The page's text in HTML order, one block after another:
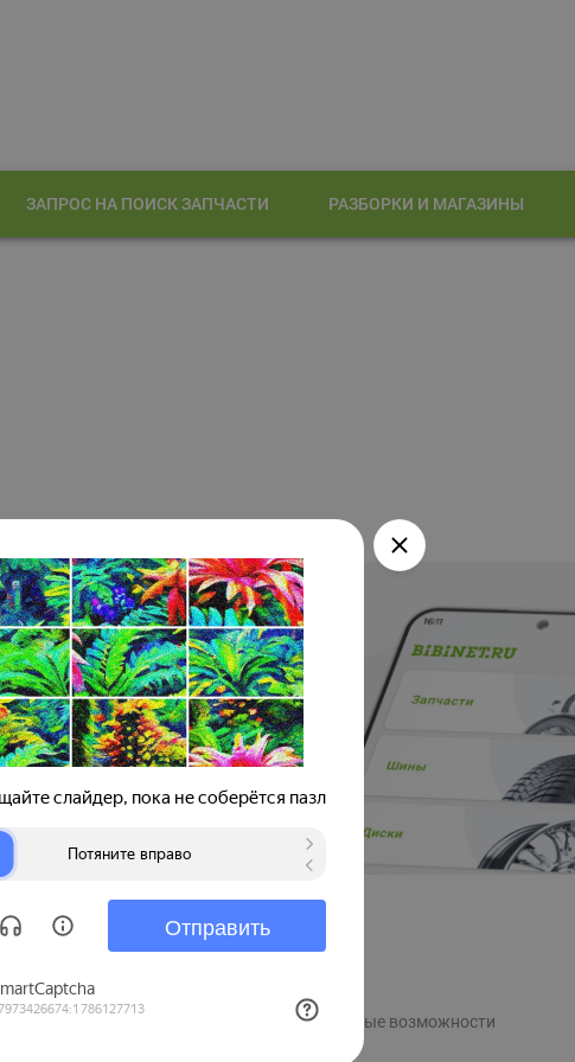
ЗАПРОС НА ПОИСК ЗАПЧАСТИ РАЗБОРКИ И МАГАЗИНЫ
Продавцам
Рекламные возможности